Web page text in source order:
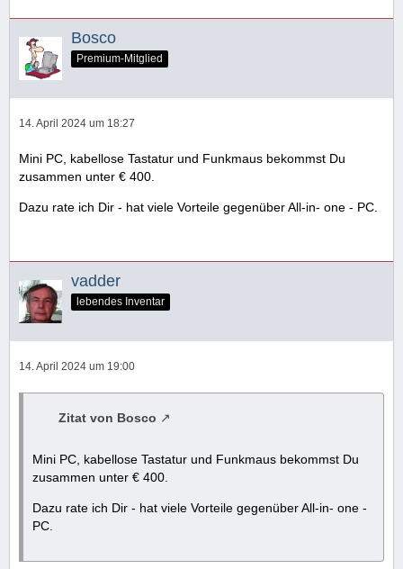
Bosco
Premium-Mitglied
14. April 2024 um 18:27
Mini PC, kabellose Tastatur und Funkmaus bekommst Du
zusammen unter € 400.
Dazu rate ich Dir - hat viele Vorteile gegenüber All-in- one - PC.
vadder
lebendes Inventar
14. April 2024 um 19:00
Zitat von Bosco
Mini PC, kabellose Tastatur und Funkmaus bekommst Du
zusammen unter € 400.
Dazu rate ich Dir - hat viele Vorteile gegenüber All-in- one -
PC.